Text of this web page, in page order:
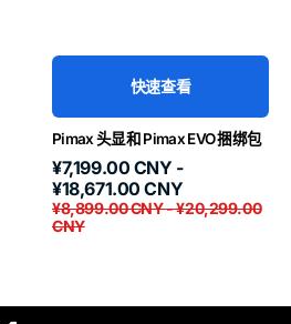
快速查看
Pimax 头显和 Pimax EVO 捆绑包
促
销
价
¥7,199.00 CNY -
¥18,671.00 CNY
原
价
¥8,899.00 CNY - ¥20,299.00
CNY